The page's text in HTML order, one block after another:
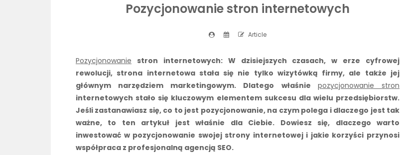
Pozycjonowanie stron internetowych
Article
Pozycjonowanie stron internetowych: W dzisiejszych czasach, w erze cyfrowej
rewolucji, strona internetowa stała się nie tylko wizytówką firmy, ale także jej
głównym narzędziem marketingowym. Dlatego właśnie pozycjonowanie stron
internetowych stało się kluczowym elementem sukcesu dla wielu przedsiębiorstw.
Jeśli zastanawiasz się, co to jest pozycjonowanie, na czym polega i dlaczego jest tak
ważne, to ten artykuł jest właśnie dla Ciebie. Dowiesz się, dlaczego warto
inwestować w pozycjonowanie swojej strony internetowej i jakie korzyści przynosi
współpraca z profesjonalną agencją SEO.